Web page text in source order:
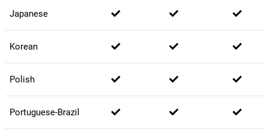
Japanese
Korean
Polish
Portuguese-Brazil